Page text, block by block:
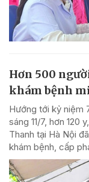
Hơn 500
khám bệnh
Hướng tới kỷ niệm
sáng 11/7, hơn
Thanh tại Hà Nội
khám bệnh, cấp